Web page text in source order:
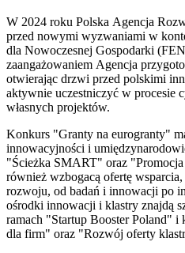
W 2024 roku Polska Agencja
przed nowymi wyzwaniami w
dla Nowoczesnej Gospodarki
zaangażowaniem Agencja
otwierając drzwi przed polskimi
aktywnie uczestniczyć w procesie
własnych projektów.
Konkurs "Granty na eurogranty"
innowacyjności i
"Ścieżka SMART" oraz
również wzbogacą ofertę
rozwoju, od badań i innowacji po
ośrodki innowacji i klastry znajdą
ramach "Startup Booster Poland"
dla firm" oraz "Rozwój oferty